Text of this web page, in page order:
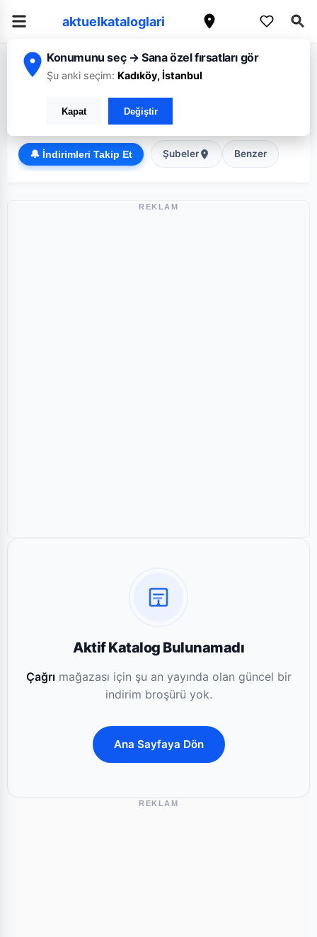
aktuelkataloglari
Konumunu seç → Sana özel fırsatları gör
Şu anki seçim: Kadıköy, İstanbul
Kapat Değiştir
Ana Sayfa/İstanbul /Çağrı
Süper Market
🔔 İndirimleri Takip Et Şubeler Benzer
REKLAM
Aktif Katalog Bulunamadı
Çağrımağazası için şu an yayında olan güncel bir
indirim broşürü yok.
Ana Sayfaya Dön
REKLAM